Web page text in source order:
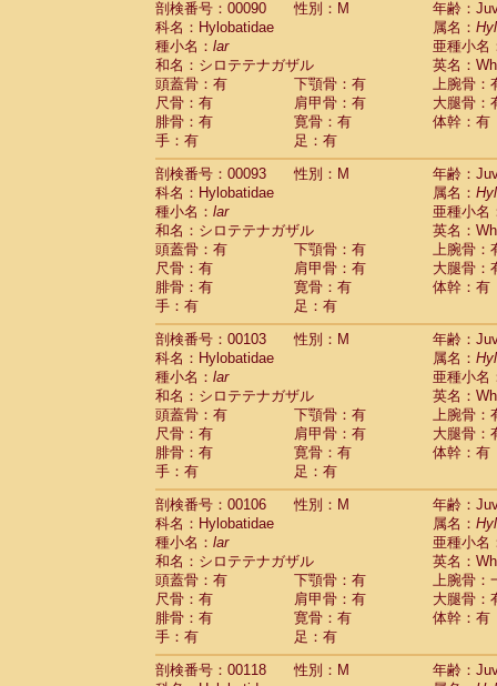
HylobatidaeNomascus concolor(0)
Hylobatidae
Symphalangus
Hominidae
(0)
HominidaePan troglodytes
Hominidae Gorilla gorilla beringei(0)
Hominidae Gorilla gorilla gorilla(0)
Primates misc.(0)
Scandentia Dendrogale melanura
Scandentia Ptilocercus lowii
Scandentia
Scandentia
ScandentiaTupaia minor
剖検番号：00090
性別：M
年齢：
科名：Hylobatidae
属名：
種小名： lar
亜種小名
和名：シロテテナガザル
英名：
頭蓋骨：有
下顎骨：有
上腕骨：
尺骨：有
肩甲骨：有
大腿骨：
腓骨：有
寛骨：有
体幹：有
手：有
足：有
剖検番号：00093
性別：M
年齢：
科名：Hylobatidae
属名：
種小名： lar
亜種小名
和名：シロテテナガザル
英名：
頭蓋骨：有
下顎骨：有
上腕骨：
尺骨：有
肩甲骨：有
大腿骨：
腓骨：有
寛骨：有
体幹：有
手：有
足：有
剖検番号：00103
性別：M
年齢：
科名：Hylobatidae
属名：
種小名： lar
亜種小名
和名：シロテテナガザル
英名：
頭蓋骨：有
下顎骨：有
上腕骨：
尺骨：有
肩甲骨：有
大腿骨：
腓骨：有
寛骨：有
体幹：有
手：有
足：有
剖検番号：00106
性別：M
年齢：
科名：Hylobatidae
属名：
種小名： lar
亜種小名
和名：シロテテナガザル
英名：
頭蓋骨：有
下顎骨：有
上腕骨：
尺骨：有
肩甲骨：有
大腿骨：
腓骨：有
寛骨：有
体幹：有
手：有
足：有
剖検番号：00118
性別：M
年齢：